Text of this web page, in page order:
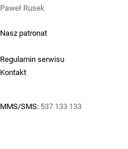
Nasz patronat
Regulamin serwisu
Kontakt
MMS/SMS: 537 133 133
Paweł Rusek